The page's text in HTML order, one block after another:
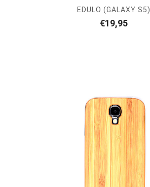
EDULO (GALAXY S5)
€19,95